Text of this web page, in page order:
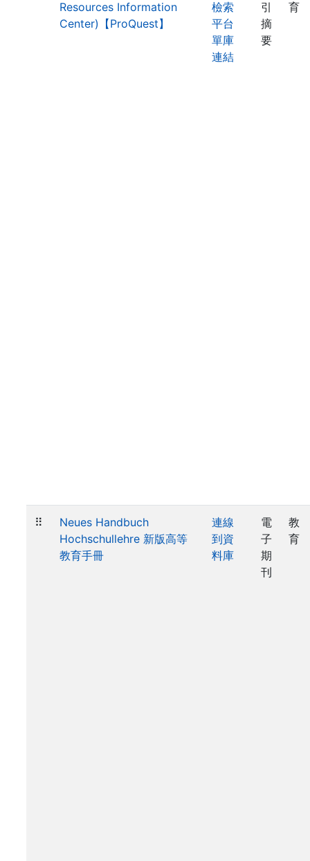
Resources Information
Center)【ProQuest】
檢索
平台
單庫
連結
引
摘
要
育
⠿
Neues Handbuch
Hochschullehre 新版高等
教育手冊
連線
到資
料庫
電
子
期
刊
教
育